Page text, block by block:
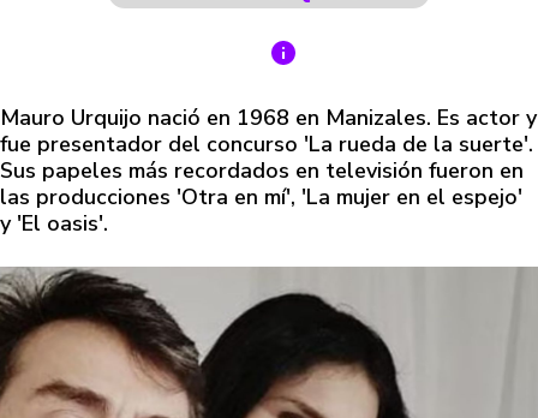
Mauro Urquijo nació en 1968 en Manizales. Es actor y
fue presentador del concurso 'La rueda de la suerte'.
Sus papeles más recordados en televisión fueron en
las producciones 'Otra en mí', 'La mujer en el espejo'
y 'El oasis'.